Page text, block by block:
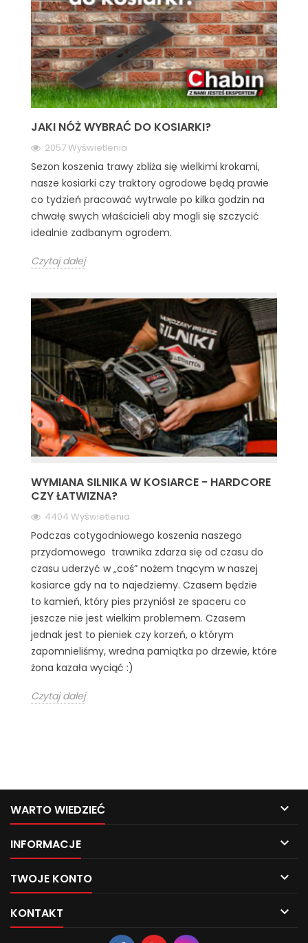
JAKI NÓŻ WYBRAĆ DO KOSIARKI?
2057 Wyświetlenia
Sezon koszenia trawy zbliża się wielkimi krokami,
nasze kosiarki czy traktory ogrodowe będą prawie
co tydzień pracować wytrwale po kilka godzin na
chwałę swych właścicieli aby mogli się szczycić
idealnie zadbanym ogrodem.
Czytaj dalej
WYMIANA SILNIKA W KOSIARCE - HARDCORE
CZY ŁATWIZNA?
4404 Wyświetlenia
Podczas cotygodniowego koszenia naszego
przydomowego trawnika zdarza się od czasu do
czasu uderzyć w „coś” nożem tnącym w naszej
kosiarce gdy na to najedziemy. Czasem będzie
to kamień, który pies przyniósł ze spaceru co
jeszcze nie jest wielkim problemem. Czasem
jednak jest to pieniek czy korzeń, o którym
zapomnieliśmy, wredna pamiątka po drzewie, które
żona kazała wyciąć :)
Czytaj dalej
WARTO WIEDZIEĆ 
INFORMACJE 
TWOJE KONTO 
KONTAKT 